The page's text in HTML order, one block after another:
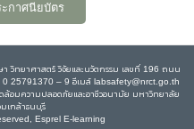
กาศนียบัตร
วิทยาศาสตร์ วิจัยและนวัตกรรม เลขที่ 196 ถนน
0 25791370 – 9 อีเมล์ labsafety@nrct.go.th
อมความปลอดภัยและอาชีวอนามัย มหาวิทยาลัย
มเกล้าธนบุรี
Esprel E-learning